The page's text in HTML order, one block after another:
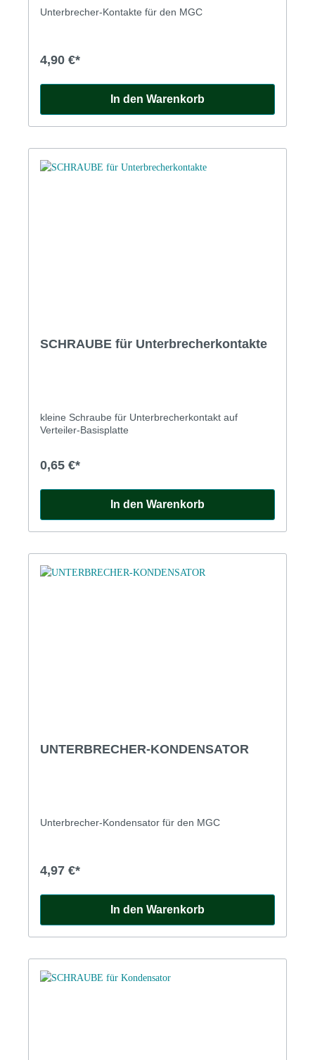
Unterbrecher-Kontakte für den MGC
4,90 €*
In den Warenkorb
SCHRAUBE für Unterbrecherkontakte
kleine Schraube für Unterbrecherkontakt auf
Verteiler-Basisplatte
0,65 €*
In den Warenkorb
UNTERBRECHER-KONDENSATOR
Unterbrecher-Kondensator für den MGC
4,97 €*
In den Warenkorb